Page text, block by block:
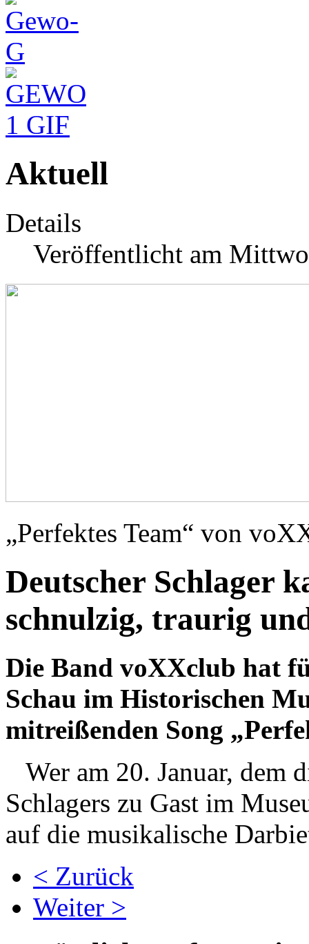
Aktuell
Details
Veröffentlicht am
„Perfektes Team“ von
Deutscher Schlager
schnulzig, traurig
Die Band voXXclub hat
Schau im Historischen
mitreißenden Song
Wer am 20. Januar, dem
Schlagers zu Gast im
auf die musikalische
< Zurück
Weiter >